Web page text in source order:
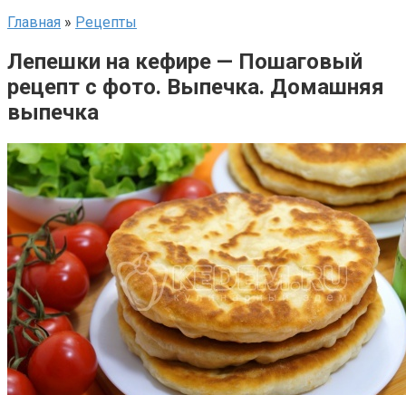
Главная » Рецепты
Лепешки на кефире — Пошаговый
рецепт с фото. Выпечка. Домашняя
выпечка